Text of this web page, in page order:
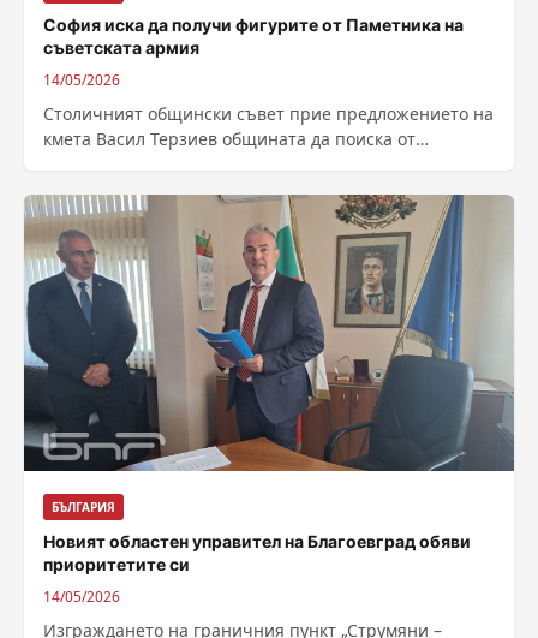
София иска да получи фигурите от Паметника на
съветската армия
14/05/2026
Столичният общински съвет прие предложението на
кмета Васил Терзиев общината да поиска от
демонтираните...
БЪЛГАРИЯ
Новият областен управител на Благоевград обяви
приоритетите си
14/05/2026
Изграждането на граничния пункт „Струмяни –